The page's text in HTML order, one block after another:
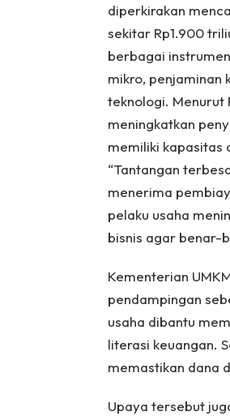
diperkirakan
sekitar Rp1.900
berbagai
mikro, penjaminan
teknologi. Menurut
meningkatkan
memiliki kapasitas
“Tantangan
menerima
pelaku usaha
bisnis agar benar-
Kementerian
pendampingan
usaha dibantu
literasi keuangan.
memastikan dana
Upaya tersebut